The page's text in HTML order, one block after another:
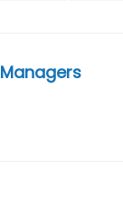
Managers